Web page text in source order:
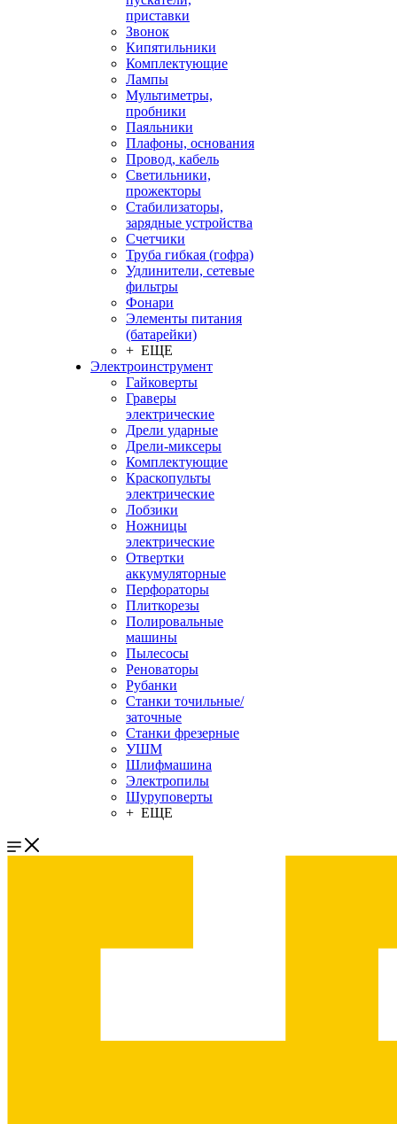
приставки
Звонок
Кипятильники
Комплектующие
Лампы
Мультиметры,
пробники
Паяльники
Плафоны, основания
Провод, кабель
Светильники,
прожекторы
Стабилизаторы,
зарядные устройства
Счетчики
Труба гибкая (гофра)
Удлинители, сетевые
фильтры
Фонари
Элементы питания
(батарейки)
+ ЕЩЕ
Электроинструмент
Гайковерты
Граверы
электрические
Дрели ударные
Дрели-миксеры
Комплектующие
Краскопульты
электрические
Лобзики
Ножницы
электрические
Отвертки
аккумуляторные
Перфораторы
Плиткорезы
Полировальные
машины
Пылесосы
Реноваторы
Рубанки
Станки точильные/
заточные
Станки фрезерные
УШМ
Шлифмашина
Электропилы
Шуруповерты
+ ЕЩЕ